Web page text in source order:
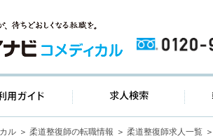
ジ ご利用ガイド 求人
ル 柔道整復師の転職情報 柔道整復師求人一覧